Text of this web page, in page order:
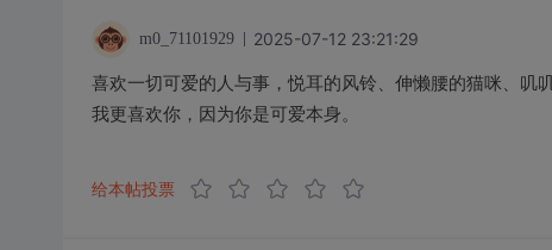
m0_71101929 2025-07-12 23:21:29
喜欢一切可爱的人与事，悦耳的风铃、伸懒腰的猫咪、叽
我更喜欢你，因为你是可爱本身。
给本帖投票